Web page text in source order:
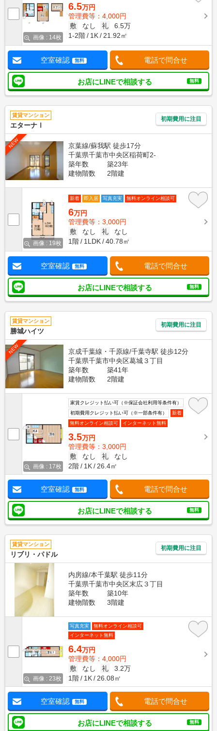
画像 : 14枚
6.5万円
管理費等：4,000円
敷
なし 礼
6.5万
1-2階
1K 21.92㎡
空室確認 無料 電話で問合せ
お店にLINEで相談する 無料
賃貸マンション
エターナⅠ
初期費用に注目
NEW
京葉線/蘇我駅 徒歩17分
千葉県千葉市中央区稲荷町2-
築年数
築23年
建物階数
2階建
画像 : 19枚
新着 即入居 写真充実 無料オンライン相談可
6万円
管理費等：3,000円
敷
なし 礼
なし
1階
1LDK 40.78㎡
空室確認 無料 電話で問合せ
お店にLINEで相談する 無料
賃貸マンション
勝城ハイツ
初期費用に注目
NEW
京成千葉線・千原線/千葉寺駅 徒歩12分
千葉県千葉市中央区葛城３丁目
築年数
築41年
建物階数
2階建
画像 : 17枚
家賃クレジット払い可（※保証会社利用等条件有）
初期費用クレジット払い可（※一部条件有）
新着
無料オンライン相談可
インターネット無料
3.5万円
管理費等：3,000円
敷
なし 礼
なし
2階
1K 26.4㎡
空室確認 無料 電話で問合せ
お店にLINEで相談する 無料
賃貸マンション
リブリ・パドル
初期費用に注目
内房線/本千葉駅 徒歩11分
千葉県千葉市中央区末広３丁目
築年数
築10年
建物階数
3階建
画像 : 23枚
写真充実
無料オンライン相談可
インターネット無料
6.4万円
管理費等：4,000円
敷
なし 礼
3.2万
1階
1K 26.08㎡
空室確認 無料 電話で問合せ
お店にLINEで相談する 無料